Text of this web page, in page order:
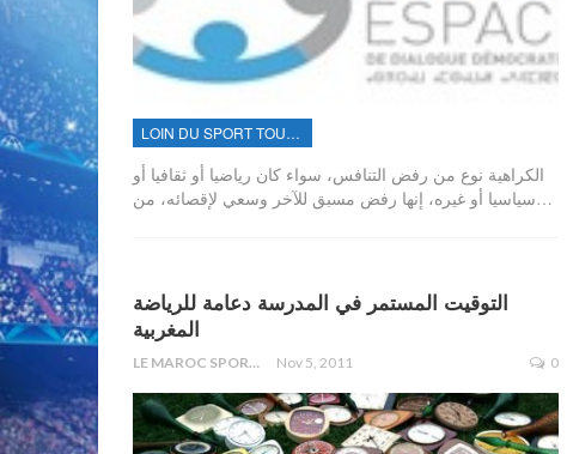
LOIN DU SPORT TOUT PRÈS DE...
الكراهية نوع من رفض التنافس، سواء كان رياضيا أو ثقافيا أو
سياسيا أو غيره، إنها رفض مسبق للآخر وسعي لإقصائه، من…
التوقيت المستمر في المدرسة دعامة للرياضة
المغربية
LE MAROC SPORTIF Nov 5, 2011 0